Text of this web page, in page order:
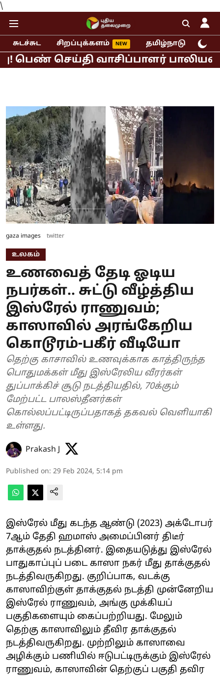
\
சுடச்சுட சிறப்புக்களம் தமிழ்நாடு
வாசிப்பாளர் பாலியல் புகார்!
gaza images twitter
உலகம்
உணவைத் தேடி ஓடிய
நபர்கள்.. சுட்டு வீழ்த்திய
இஸ்ரேல் ராணுவம்;
காஸாவில் அரங்கேறிய
கொடூரம்-பகீர் வீடியோ
தெற்கு காசாவில் உணவுக்காக காத்திருந்த
பொதுமக்கள் மீது இஸ்ரேலிய வீரர்கள்
துப்பாக்கிச் சூடு நடத்தியதில், 70க்கும்
மேற்பட்ட பாலஸ்தீனர்கள்
கொல்லப்பட்டிருப்பதாகத் தகவல் வெளியாகி
உள்ளது.
Prakash J
Published on: 29 Feb 2024, 5:14 pm
இஸ்ரேல் மீது கடந்த ஆண்டு (2023) அக்டோபர்
7ஆம் தேதி ஹமாஸ் அமைப்பினர் திடீர்
தாக்குதல் நடத்தினர். இதையடுத்து இஸ்ரேல்
பாதுகாப்புப் படை காஸா நகர் மீது தாக்குதல்
நடத்திவருகிறது. குறிப்பாக, வடக்கு
காஸாவிற்குள் தாக்குதல் நடத்தி முன்னேறிய
இஸ்ரேல் ராணுவம், அங்கு முக்கியப்
பகுதிகளையும் கைப்பற்றியது. மேலும்
தெற்கு காஸாவிலும் தீவிர தாக்குதல்
நடத்திவருகிறது. முற்றிலும் காஸாவை
அழிக்கும் பணியில் ஈடுபட்டிருக்கும் இஸ்ரேல்
ராணுவம், காஸாவின் தெற்குப் பகுதி தவிர